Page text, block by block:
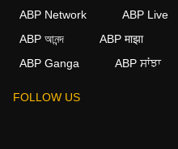
ABP Network ABP Live
ABP আনন্দ
ABP माझा
ABP Ganga
ABP ਸਾਂਝਾ
FOLLOW US